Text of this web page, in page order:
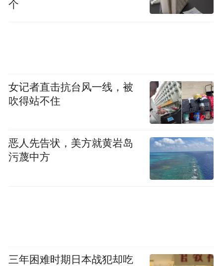
个
女记者直击抗台风一线，被
吹得站不住
恶人先告状，美方就黄岩岛
污蔑中方
三年困难时期日本战犯却吃